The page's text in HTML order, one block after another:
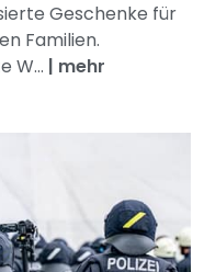
Geschenke für
Familien.
W... | mehr